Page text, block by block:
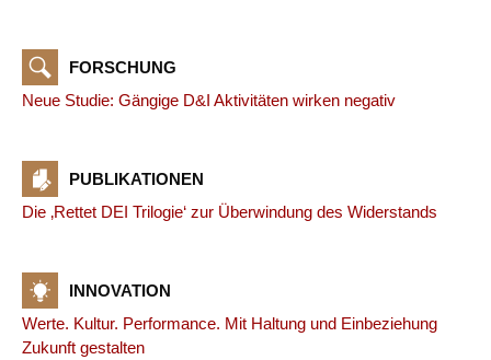
FORSCHUNG
Neue Studie: Gängige D&I Aktivitäten wirken negativ
PUBLIKATIONEN
Die ‚Rettet DEI Trilogie‘ zur Überwindung des Widerstands
INNOVATION
Werte. Kultur. Performance. Mit Haltung und Einbeziehung
Zukunft gestalten